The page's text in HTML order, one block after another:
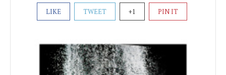
LIKE TWEET +1 PIN IT